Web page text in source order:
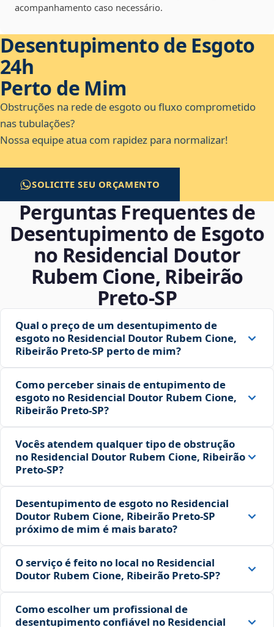
acompanhamento caso necessário.
Desentupimento de Esgoto
24h
Perto de Mim
Obstruções na rede de esgoto ou fluxo comprometido
nas tubulações?
Nossa equipe atua com rapidez para normalizar!
SOLICITE SEU ORÇAMENTO
Perguntas Frequentes de
Desentupimento de Esgoto
no Residencial Doutor
Rubem Cione, Ribeirão
Preto‑SP
Qual o preço de um desentupimento de
esgoto no Residencial Doutor Rubem Cione,
Ribeirão Preto‑SP perto de mim?
Como perceber sinais de entupimento de
esgoto no Residencial Doutor Rubem Cione,
Ribeirão Preto‑SP?
Vocês atendem qualquer tipo de obstrução
no Residencial Doutor Rubem Cione, Ribeirão
Preto‑SP?
Desentupimento de esgoto no Residencial
Doutor Rubem Cione, Ribeirão Preto‑SP
próximo de mim é mais barato?
O serviço é feito no local no Residencial
Doutor Rubem Cione, Ribeirão Preto‑SP?
Como escolher um profissional de
desentupimento confiável no Residencial